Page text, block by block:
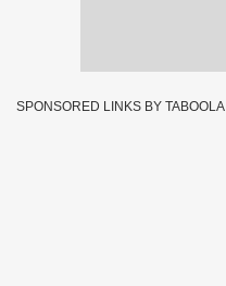
SPONSORED LINKS BY TABOOLA